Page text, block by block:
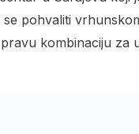
u Sarajevu koji
pohvaliti
kombinaciju za